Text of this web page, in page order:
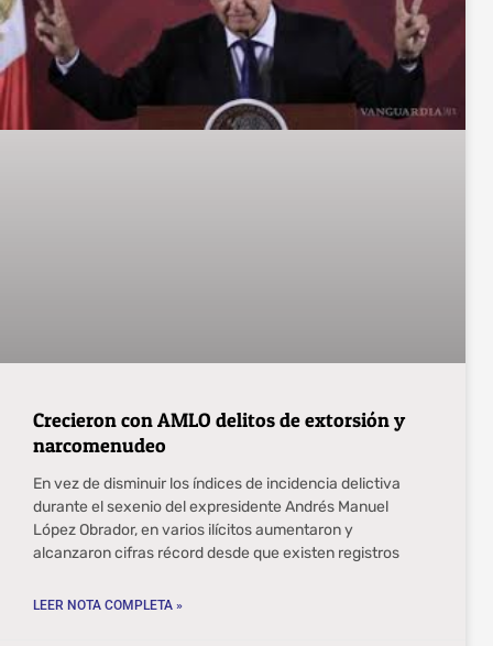
Crecieron con AMLO delitos de extorsión y
narcomenudeo
En vez de disminuir los índices de incidencia delictiva
durante el sexenio del expresidente Andrés Manuel
López Obrador, en varios ilícitos aumentaron y
alcanzaron cifras récord desde que existen registros
LEER NOTA COMPLETA »